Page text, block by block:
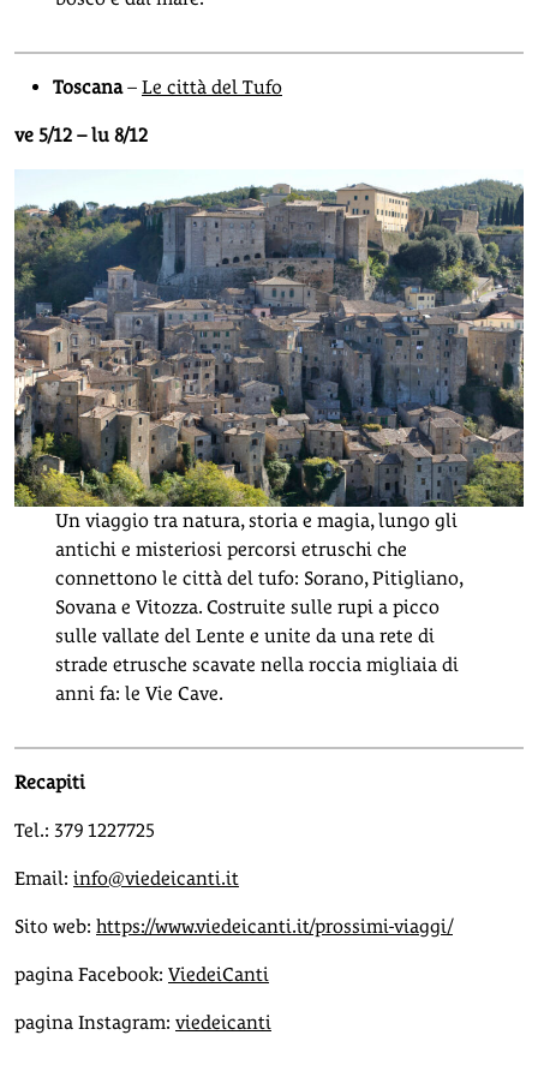
Toscana– Le città del Tufo
ve 5/12 – lu 8/12
Un viaggio tra natura, storia e magia, lungo gli
antichi e misteriosi percorsi etruschi che
connettono le città del tufo: Sorano, Pitigliano,
Sovana e Vitozza. Costruite sulle rupi a picco
sulle vallate del Lente e unite da una rete di
strade etrusche scavate nella roccia migliaia di
anni fa: le Vie Cave.
Recapiti
Tel.: 379 1227725
Email: info@viedeicanti.it
Sito web: https://www.viedeicanti.it/prossimi-viaggi/
pagina Facebook: ViedeiCanti
pagina Instagram: viedeicanti